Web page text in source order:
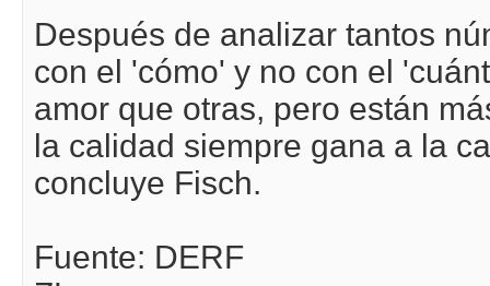
Después de analizar tantos
con el 'cómo' y no con el
amor que otras, pero están
la calidad siempre gana a la
concluye Fisch.
Fuente: DERF